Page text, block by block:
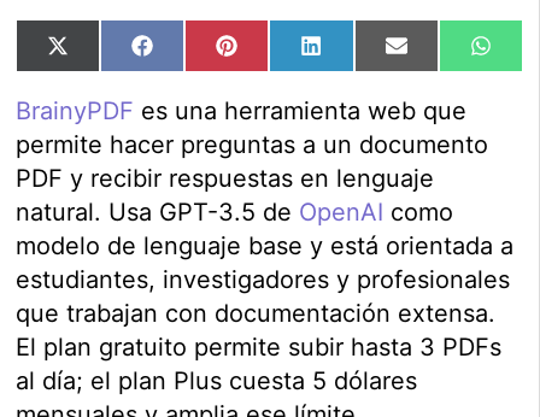
Compartir
en
X
Compartir
en
FacebookCompartir
en
PinterestCompartir
en
LinkedInCompartir
en
Email
en
BrainyPDF es una herramienta web que
permite hacer preguntas a un documento
PDF y recibir respuestas en lenguaje
natural. Usa GPT-3.5 de OpenAI como
modelo de lenguaje base y está orientada a
estudiantes, investigadores y profesionales
que trabajan con documentación extensa.
El plan gratuito permite subir hasta 3 PDFs
al día; el plan Plus cuesta 5 dólares